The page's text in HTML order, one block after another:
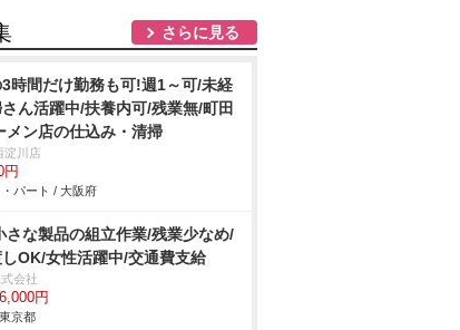
さらに見る
時間だけ勤務も可!週1～可/未経
ん活躍中/扶養内可/残業無/町田
メン店の仕込み・清掃
淀川店
円
パート / 大阪府
さな製品の組立作業/残業少なめ/
OK/女性活躍中/交通費支給
会社
円
京都